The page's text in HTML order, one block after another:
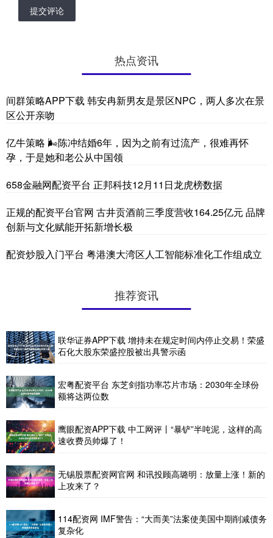
提交评论
热点资讯
间群策略APP下载 韩安冉新男友是景区NPC，两人多次在景
区公开亲吻
亿牛策略 🌬陈冲结婚6年，因为之前有过流产，很难再怀
孕，于是她和老公从中国领
658金融网配资平台 正邦科技12月11日龙虎榜数据
正规的配资平台官网 古井贡酒前三季度营收164.25亿元 品牌
创新与文化赋能开拓新增长极
配资炒股入门平台 粤港澳大湾区人工智能标准化工作组成立
推荐资讯
联华证券APP下载 增持未在规定时间内停止交易！荣盛
石化大股东荣盛控股被出具警示函
宏粤配资平台 东芝剑指功率芯片市场：2030年全球份
额将达两位数
鹰眼配资APP下载 中工网评丨“暴铲”半吨泥，这样的高
速收费员帅爆了！
无锡股票配资网官网 和讯投顾高璐明：放量上涨！新的
上攻来了？
114配资网 IMF警告：“大而美”法案使美国中期削减债务
复杂化